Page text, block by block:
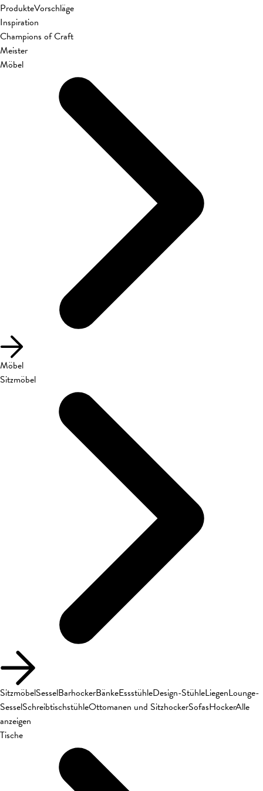
ProdukteVorschläge
Inspiration
Champions of Craft
Meister
Möbel
Möbel
Sitzmöbel
SitzmöbelSesselBarhockerBänkeEssstühleDesign-StühleLiegenLounge-
SesselSchreibtischstühleOttomanen und SitzhockerSofasHockerAlle
anzeigen
Tische